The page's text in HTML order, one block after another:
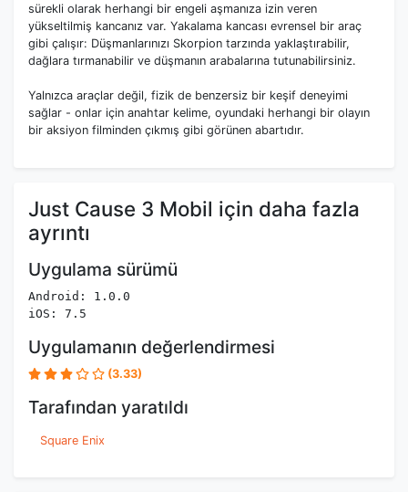
sürekli olarak herhangi bir engeli aşmanıza izin veren
yükseltilmiş kancanız var. Yakalama kancası evrensel bir araç
gibi çalışır: Düşmanlarınızı Skorpion tarzında yaklaştırabilir,
dağlara tırmanabilir ve düşmanın arabalarına tutunabilirsiniz.
Yalnızca araçlar değil, fizik de benzersiz bir keşif deneyimi
sağlar - onlar için anahtar kelime, oyundaki herhangi bir olayın
bir aksiyon filminden çıkmış gibi görünen abartıdır.
Just Cause 3 Mobil için daha fazla
ayrıntı
Uygulama sürümü
Android: 1.0.0
iOS: 7.5
Uygulamanın değerlendirmesi
(3.33)
Tarafından yaratıldı
Square Enix